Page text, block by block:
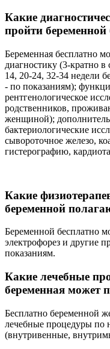
Какие
пройти беременной
Беременная бесплатно
диагностику (3-кратно
14, 20-24, 32-34 недели
- по показаниям);
рентгенологическое
родственников,
женщиной);
бактериологические
сывороточное железо,
гистерографию,
Какие
беременной
Беременной бесплатно
электрофорез и другие
показаниям.
Какие лечебные
беременная может
Бесплатно беременной
лечебные процедуры по
(внутривенные,